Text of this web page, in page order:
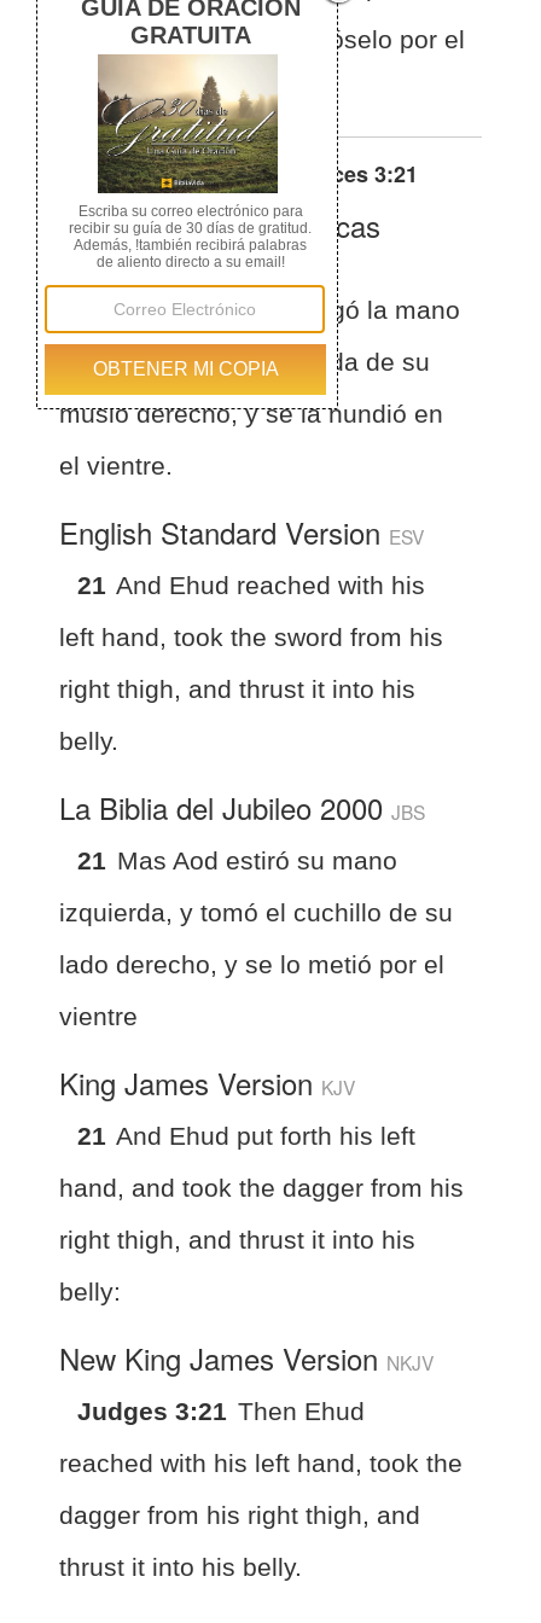
su lado derecho, y metióselo por el
vientre;
Otras traducciones de Jueces 3:21
La Biblia de las Américas
(Español)BLA
Jueces 3:21 Aod alargó la mano
izquierda, tomó la espada de su
muslo derecho, y se la hundió en
el vientre.
English Standard Version ESV
21 And Ehud reached with his
left hand, took the sword from his
right thigh, and thrust it into his
belly.
La Biblia del Jubileo 2000 JBS
21 Mas Aod estiró su mano
izquierda, y tomó el cuchillo de su
lado derecho, y se lo metió por el
vientre
King James Version KJV
21 And Ehud put forth his left
hand, and took the dagger from his
right thigh, and thrust it into his
belly:
New King James Version NKJV
Judges 3:21 Then Ehud
reached with his left hand, took the
dagger from his right thigh, and
thrust it into his belly.